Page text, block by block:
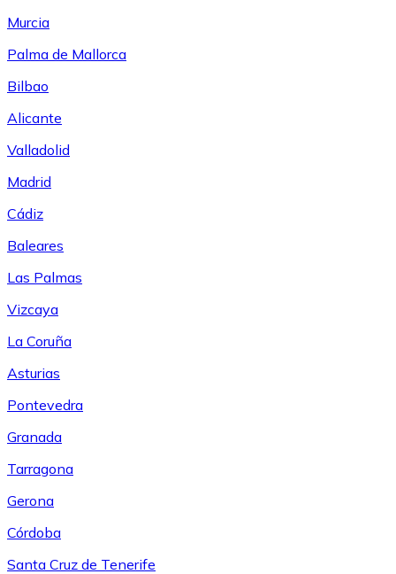
Murcia
Palma de Mallorca
Bilbao
Alicante
Valladolid
Madrid
Cádiz
Baleares
Las Palmas
Vizcaya
La Coruña
Asturias
Pontevedra
Granada
Tarragona
Gerona
Córdoba
Santa Cruz de Tenerife